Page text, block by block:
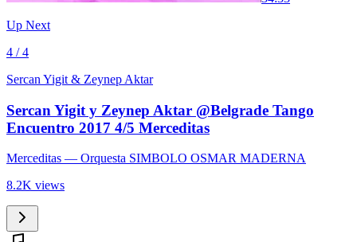
Up Next
4 / 4
Sercan Yigit & Zeynep Aktar
Sercan Yigit y Zeynep Aktar @Belgrade Tango
Encuentro 2017 4/5 Merceditas
Merceditas — Orquesta SIMBOLO OSMAR MADERNA
8.2K views